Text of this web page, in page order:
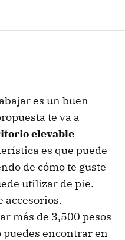
es un buen
te va a
elevable
es que puede
de cómo te guste
utilizar de pie.
accesorios.
más de 3,500 pesos
encontrar en